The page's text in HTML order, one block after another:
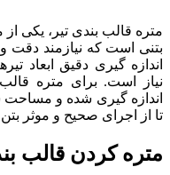
متره قالب بندی تیر، یکی
بتنی است که نیازمند دقت
اندازه گیری دقیق ابعاد
نیاز است. برای متره قالب
اندازه گیری شده و
تا از اجرای صحیح و موثر
متره کردن قالب